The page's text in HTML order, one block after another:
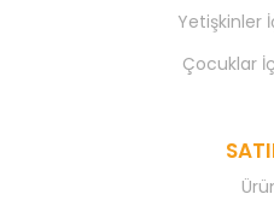
Yetişkinler
Çocuklar